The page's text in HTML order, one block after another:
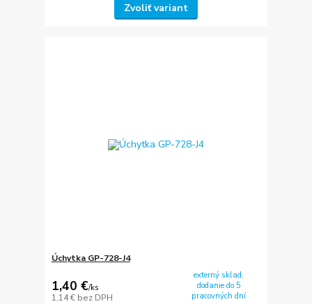
Zvoliť variant
Úchytka GP-728-J4
1,40 €/ks
1,14 € bez DPH
externý sklad,
dodanie do 5
pracovných dní